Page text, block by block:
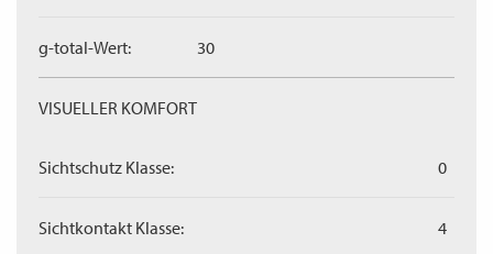
g-total-Wert: 30
VISUELLER KOMFORT
Sichtschutz Klasse: 0
Sichtkontakt Klasse: 4